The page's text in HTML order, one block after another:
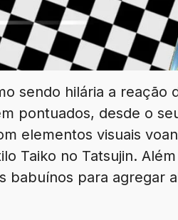
sendo hilária a reação
pontuados, desde o
elementos visuais
Taiko no Tatsujin.
para agregar